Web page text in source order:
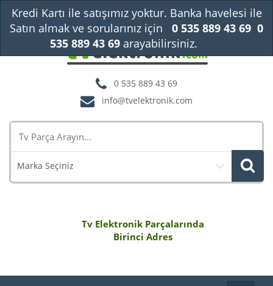
0 535 889 43 69
info@tvelektronik.com
Marka Seçiniz
Tv Elektronik Parçalarında
Birinci Adres
Kredi Kartı ile satışımız yoktur. Banka havelesi ile
Satın almak ve sorularınız için
0 535 889 43 69 0
535 889 43 69arayabilirsiniz.